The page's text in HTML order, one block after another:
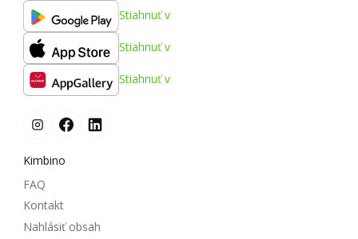
Stiahnuť v
Stiahnuť v
Stiahnuť v
Kimbino
FAQ
Kontakt
Nahlásiť obsah